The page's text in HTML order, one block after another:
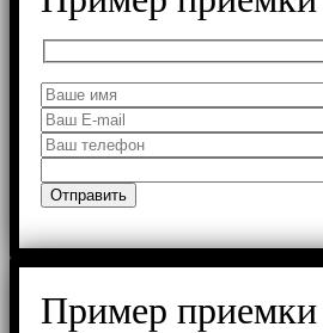
Пример приемки